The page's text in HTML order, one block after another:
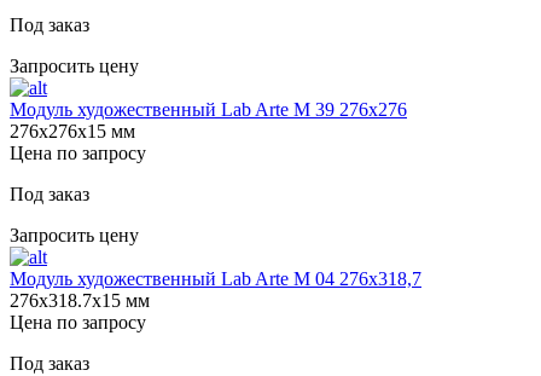
Под заказ
Запросить цену
Модуль художественный Lab Arte М 39 276х276
276х276х15 мм
Цена по запросу
Под заказ
Запросить цену
Модуль художественный Lab Arte М 04 276х318,7
276х318.7х15 мм
Цена по запросу
Под заказ